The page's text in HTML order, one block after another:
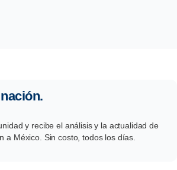
y recibe el análisis y la actualidad de
a México. Sin costo, todos los días.